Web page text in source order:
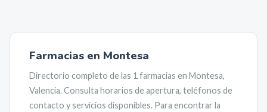
Farmacias en Montesa
Directorio completo de las 1 farmacias en Montesa,
Valencia. Consulta horarios de apertura, teléfonos de
contacto y servicios disponibles. Para encontrar la